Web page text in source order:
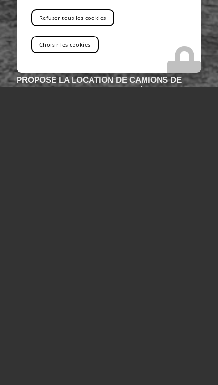
VOUS RECHERCHEZ UNE ENTREPRISE QUI
PROPOSE LA LOCATION DE CAMIONS DE
Refuser tous les cookies
Choisir les cookies